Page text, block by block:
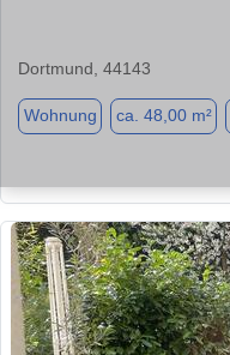
Dortmund, 44143
Wohnung ca. 48,00 m²